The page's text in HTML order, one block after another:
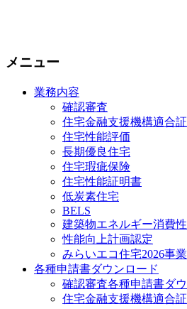
メニュー
業務内容
確認審査
住宅金融支援機構適合
住宅性能評価
長期優良住宅
住宅瑕疵保険
住宅性能証明書
低炭素住宅
BELS
建築物エネルギー消費
性能向上計画認定
みらいエコ住宅2026事業
各種申請書ダウンロード
確認審査各種申請書ダ
住宅金融支援機構適合